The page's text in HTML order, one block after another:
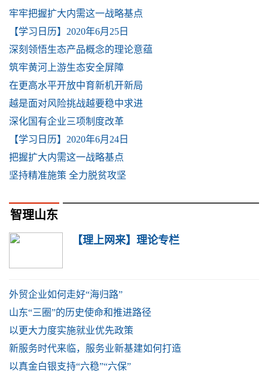
牢牢把握扩大内需这一战略基点
【学习日历】2020年6月25日
深刻领悟生态产品概念的理论意蕴
筑牢黄河上游生态安全屏障
在更高水平开放中育新机开新局
越是面对风险挑战越要稳中求进
深化国有企业三项制度改革
【学习日历】2020年6月24日
把握扩大内需这一战略基点
坚持精准施策 全力脱贫攻坚
智理山东
【理上网来】理论专栏
外贸企业如何走好“海归路”
山东“三圈”的历史使命和推进路径
以更大力度实施就业优先政策
新服务时代来临，服务业新基建如何打造
以真金白银支持“六稳”“六保”